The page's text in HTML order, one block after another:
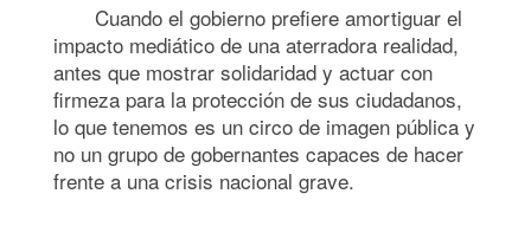
Cuando el gobierno prefiere amortiguar el
impacto mediático de una aterradora realidad,
antes que mostrar solidaridad y actuar con
firmeza para la protección de sus ciudadanos,
lo que tenemos es un circo de imagen pública y
no un grupo de gobernantes capaces de hacer
frente a una crisis nacional grave.